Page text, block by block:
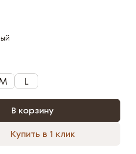
L
В корзину
Купить в 1 клик